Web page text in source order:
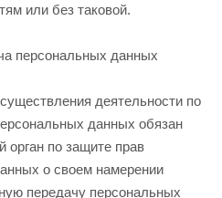
или без таковой.
персональных данных
деятельности по
данных обязан
орган по защите прав
о своем намерении
передачу персональных